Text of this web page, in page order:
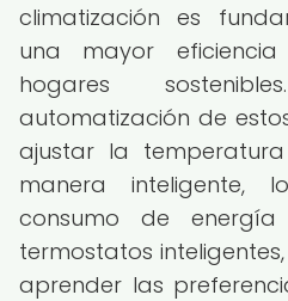
climatización es
una mayor
hogares
automatización de
ajustar la
manera inteligente,
consumo de
termostatos
aprender las